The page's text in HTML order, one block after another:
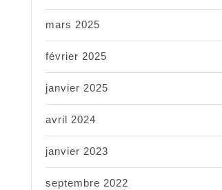
mars 2025
février 2025
janvier 2025
avril 2024
janvier 2023
septembre 2022